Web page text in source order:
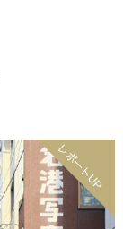
レポートUP